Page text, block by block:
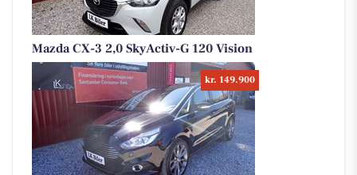
Mazda CX-3 2,0 SkyActiv-G 120 Vision
kr. 149.900